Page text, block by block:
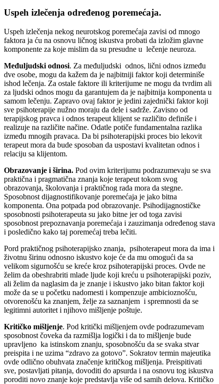
Uspeh izlečenja određenog poremećaja.
Uspeh izlečenja nekog neurotskog poremećaja zavisi od mnogo
faktora ja ću na osnovu ličnog iskustva probati da izložim glavne
komponente za koje mislim da su presudne u lečenje neuroza.
Međuljudski odnosi. Za međuljudski odnos, lični odnos između
dve osobe, mogu da kažem da je najbitniji faktor koji determiniše
ishod lečenja. Za ostale faktore ili kriterijume ne mogu da tvrdim ali
za ljudski odnos mogu da garantujem da je najbitnija komponenta u
samom lečenju. Zapravo ovaj faktor je jedini zajednički faktor koji
sve psihoterapije nužno moraju da dele i sadrže. Zavisno od
terapijskog pravca i odnos terapeut klijent se različito definiše i
realizuje na različite načine. Odatle potiče fundamentalna razlika
između mnogih pravaca. Da bi psihoterapijski proces bio lekovit
terapeut mora da bude sposoban da uspostavi kvalitetan odnos i
relaciju sa klijentom.
Obrazovanje i širina. Pod ovim kriterijumu podrazumevaju se sva
praktična i pragmatična znanja koje terapeut tokom svog
obrazovanja, školovanja i praktičnog rada mora da stegne.
Sposobnost dijagnostifikovanje poremećaja je jako bitna
komponenta. Ona potpada pod obrazovanje. Psihodijagnostičke
sposobnosti psihoterapeuta su jako bitne jer od toga zavisi
sposobnost prepoznavanja poremećaja i zauzimanja određenog stava
i posledično kako taj poremećaj treba lečiti.
Pord praktičnog psihoterapijsko znanja, psihoterapeut mora da ima i
životnu širinu odnosno iskustvo koje će da mu omogući da sa
velikom sigurnošću se kreće kroz psihoterapijski proces. Ovde ne
želim da obeshrabriti mlade ljude koji kreću u psihoterapijski poziv,
ali želim da naglasim da je znanje i iskustvo jako bitan faktor koji
može da se u početku nadomesti i kompenzuje ambicioznošću,
otvorenošću ka znanjem, želje za saznanjem i spremnosti da se
legitimni autoritet i njihovo mišljenje poštuje.
Kritičko mišljenje. Pod kritički mišljenjem ovde podrazumevam
sposobnost čoveka da razmišlja logički i da to mišljenje bude
upravljeno ka istinskom znanju, sposobnošću da se svaka stvar
preispita i ne uzima “zdravo za gotovo”. Sokratov termin majeutika
ovde odlično obuhvata značenje kritičkog mišljenja. Preispitivati
sve, postavljati pitanja, dovoditi do apsurda i na osnovu tog iskustva
poroditi novo znanje koje predstavlja više od samih delova. Kritičko